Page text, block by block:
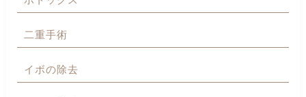
二重手術
イボの除去